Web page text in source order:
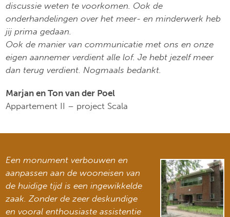
discussie weten te voorkomen. Ook de
onderhandelingen over het meer- en minderwerk heb
jij prima gedaan.
Ook de manier van communicatie met ons en onze
eigen aannemer verdient alle lof. Je hebt jezelf meer
dan terug verdient. Nogmaals bedankt.
Marjan en Ton van der Poel
Appartement II – project Scala
Een monument verbouwen en
aanpassen aan de wooneisen van
de huidige tijd is een ingewikkelde
zaak. Zonder de zeer deskundige
en vooral enthousiaste assistentie